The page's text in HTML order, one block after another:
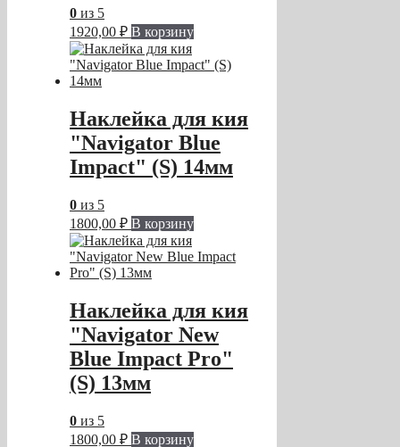
0 из 5
1920,00 ₽ В корзину
Наклейка для кия
"Navigator Blue
Impact" (S) 14мм
0 из 5
1800,00 ₽ В корзину
Наклейка для кия
"Navigator New
Blue Impact Pro"
(S) 13мм
0 из 5
1800,00 ₽ В корзину